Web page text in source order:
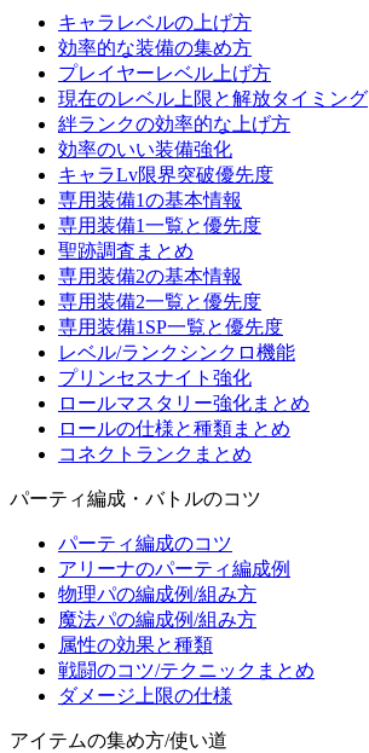
キャラレベルの上げ方
効率的な装備の集め方
プレイヤーレベル上げ方
現在のレベル上限と解放タイミング
絆ランクの効率的な上げ方
効率のいい装備強化
キャラLv限界突破優先度
専用装備1の基本情報
専用装備1一覧と優先度
聖跡調査まとめ
専用装備2の基本情報
専用装備2一覧と優先度
専用装備1SP一覧と優先度
レベル/ランクシンクロ機能
プリンセスナイト強化
ロールマスタリー強化まとめ
ロールの仕様と種類まとめ
コネクトランクまとめ
パーティ編成・バトルのコツ
パーティ編成のコツ
アリーナのパーティ編成例
物理パの編成例/組み方
魔法パの編成例/組み方
属性の効果と種類
戦闘のコツ/テクニックまとめ
ダメージ上限の仕様
アイテムの集め方/使い道